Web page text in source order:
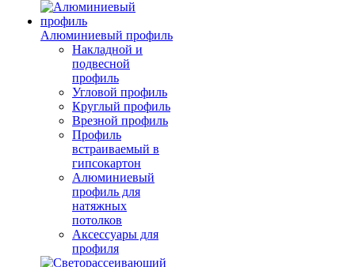
Алюминиевый профиль
Накладной и
подвесной
профиль
Угловой профиль
Круглый профиль
Врезной профиль
Профиль
встраиваемый в
гипсокартон
Алюминиевый
профиль для
натяжных
потолков
Аксессуары для
профиля